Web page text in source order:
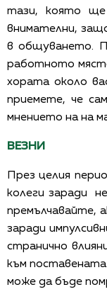
тази, която ще
внимателни,
в общуването.
работното
хората около
приемете, че
мнението на на
ВЕЗНИ
През целия
колеги заради
премълчавайте,
заради
странично
към
може да бъде